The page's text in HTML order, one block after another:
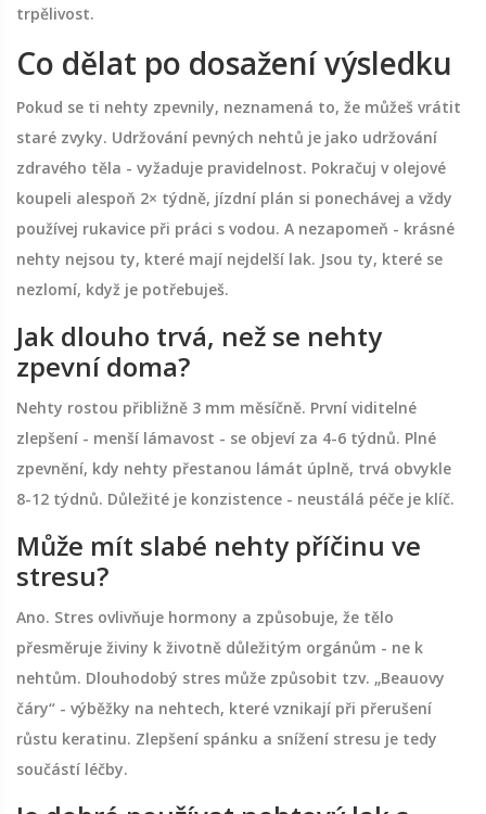
trpělivost.
Co dělat po dosažení výsledku
Pokud se ti nehty zpevnily, neznamená to, že můžeš vrátit
staré zvyky. Udržování pevných nehtů je jako udržování
zdravého těla - vyžaduje pravidelnost. Pokračuj v olejové
koupeli alespoň 2× týdně, jízdní plán si ponechávej a vždy
používej rukavice při práci s vodou. A nezapomeň - krásné
nehty nejsou ty, které mají nejdelší lak. Jsou ty, které se
nezlomí, když je potřebuješ.
Jak dlouho trvá, než se nehty
zpevní doma?
Nehty rostou přibližně 3 mm měsíčně. První viditelné
zlepšení - menší lámavost - se objeví za 4-6 týdnů. Plné
zpevnění, kdy nehty přestanou lámát úplně, trvá obvykle
8-12 týdnů. Důležité je konzistence - neustálá péče je klíč.
Může mít slabé nehty příčinu ve
stresu?
Ano. Stres ovlivňuje hormony a způsobuje, že tělo
přesměruje živiny k životně důležitým orgánům - ne k
nehtům. Dlouhodobý stres může způsobit tzv. „Beauovy
čáry“ - výběžky na nehtech, které vznikají při přerušení
růstu keratinu. Zlepšení spánku a snížení stresu je tedy
součástí léčby.